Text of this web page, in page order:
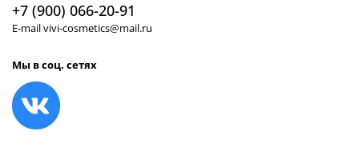
+7 (900) 066-20-91
E-mail vivi-cosmetics@mail.ru
Мы в соц. сетях